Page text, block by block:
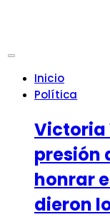
Inicio
Política
Victoria
presión
honrar
dieron